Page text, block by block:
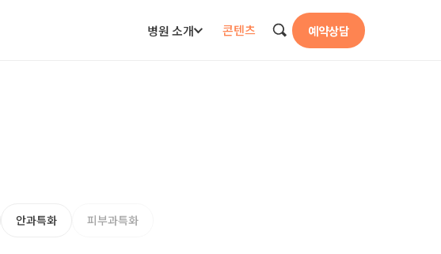
병원 소개 콘텐츠 예약상담
안과특화 피부과특화